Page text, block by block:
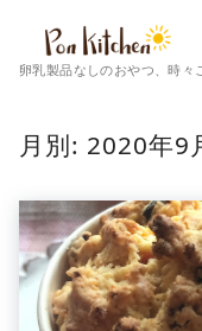
卵乳製品なしのおやつ、時々
月別: 2020年9